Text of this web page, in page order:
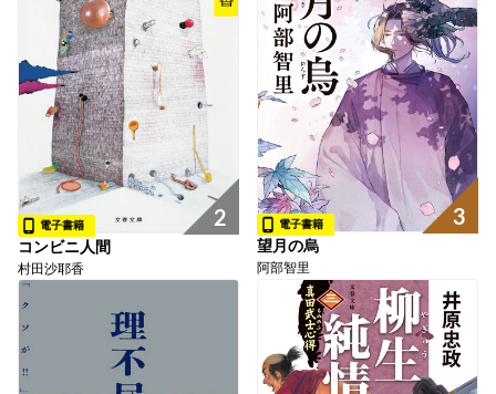
2
電子書籍
コンビニ人間
村田沙耶香
3
電子書籍
望月の烏
阿部智里